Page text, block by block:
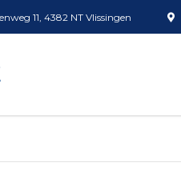
11, 4382 NT Vlissingen